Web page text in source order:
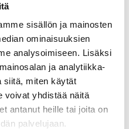
sisällön ja mainosten
ominaisuuksien
analysoimiseen. Lisäksi
ja analytiikka-
siitä, miten käytät
voivat yhdistää näitä
antanut heille tai joita on
palvelujaan.
kiinni
myöhästyvät